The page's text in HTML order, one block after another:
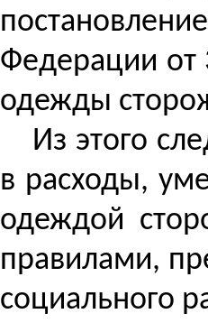
Федерации от
одежды
Из этого
в расходы,
одеждой
правилами,
социального